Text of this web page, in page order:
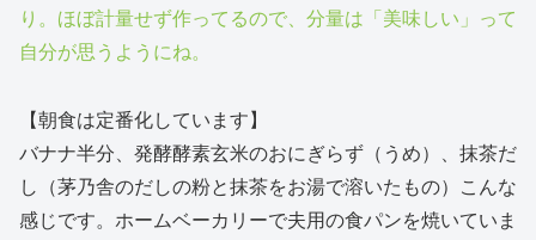
り。ほぼ計量せず作ってるので、分量は「美味しい」って
自分が思うようにね。
【朝食は定番化しています】
バナナ半分、発酵酵素玄米のおにぎらず（うめ）、抹茶だ
し（茅乃舎のだしの粉と抹茶をお湯で溶いたもの）こんな
感じです。ホームベーカリーで夫用の食パンを焼いていま